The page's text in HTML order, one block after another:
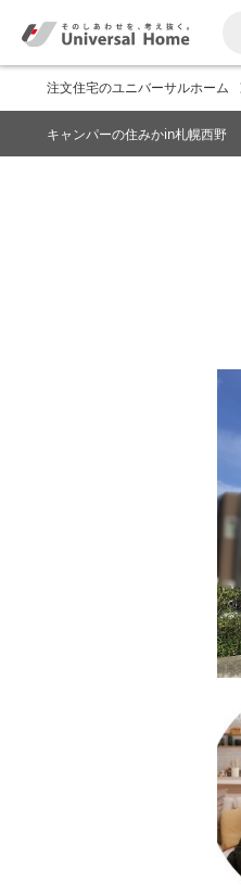
注文住宅のユニバーサルホーム
キャンパーの住みかin札幌西野